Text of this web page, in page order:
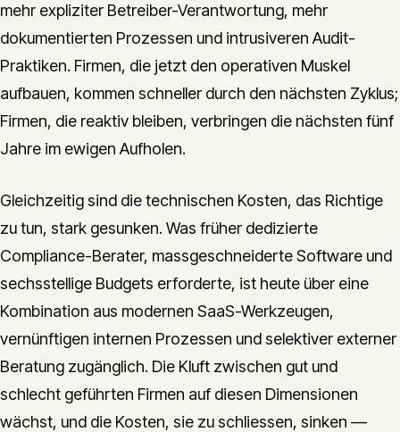
mehr expliziter Betreiber-Verantwortung, mehr
dokumentierten Prozessen und intrusiveren Audit-
Praktiken. Firmen, die jetzt den operativen Muskel
aufbauen, kommen schneller durch den nächsten Zyklus;
Firmen, die reaktiv bleiben, verbringen die nächsten fünf
Jahre im ewigen Aufholen.
Gleichzeitig sind die technischen Kosten, das Richtige
zu tun, stark gesunken. Was früher dedizierte
Compliance-Berater, massgeschneiderte Software und
sechsstellige Budgets erforderte, ist heute über eine
Kombination aus modernen SaaS-Werkzeugen,
vernünftigen internen Prozessen und selektiver externer
Beratung zugänglich. Die Kluft zwischen gut und
schlecht geführten Firmen auf diesen Dimensionen
wächst, und die Kosten, sie zu schliessen, sinken —